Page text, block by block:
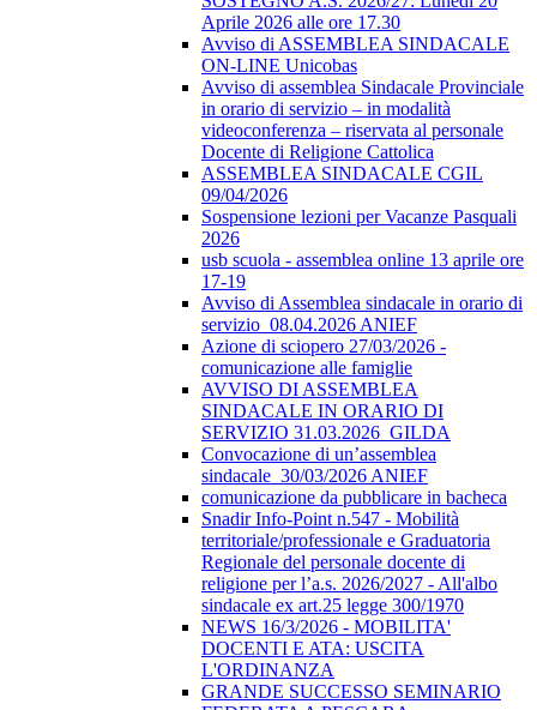
Aprile 2026 alle ore 17.30
Avviso di ASSEMBLEA SINDACALE
ON-LINE Unicobas
Avviso di assemblea Sindacale Provinciale
in orario di servizio – in modalità
videoconferenza – riservata al personale
Docente di Religione Cattolica
ASSEMBLEA SINDACALE CGIL
09/04/2026
Sospensione lezioni per Vacanze Pasquali
2026
usb scuola - assemblea online 13 aprile ore
17-19
Avviso di Assemblea sindacale in orario di
servizio_08.04.2026 ANIEF
Azione di sciopero 27/03/2026 -
comunicazione alle famiglie
AVVISO DI ASSEMBLEA
SINDACALE IN ORARIO DI
SERVIZIO 31.03.2026_GILDA
Convocazione di un’assemblea
sindacale_30/03/2026 ANIEF
comunicazione da pubblicare in bacheca
Snadir Info-Point n.547 - Mobilità
territoriale/professionale e Graduatoria
Regionale del personale docente di
religione per l’a.s. 2026/2027 - All'albo
sindacale ex art.25 legge 300/1970
NEWS 16/3/2026 - MOBILITA'
DOCENTI E ATA: USCITA
L'ORDINANZA
GRANDE SUCCESSO SEMINARIO